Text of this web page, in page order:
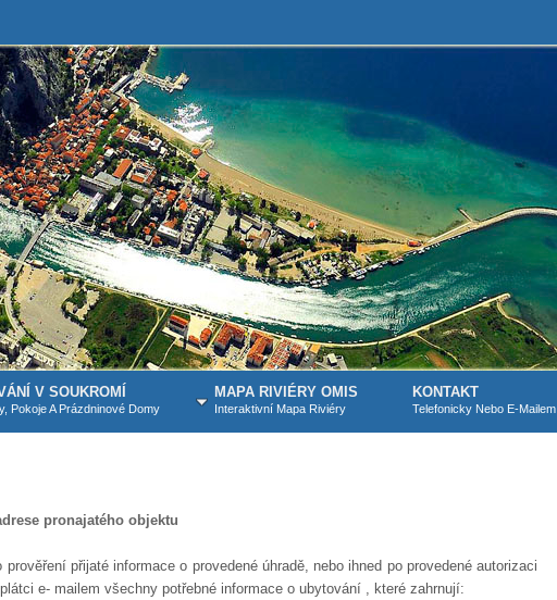
V SOUKROMÍ
Pokoje A Prázdninové Domy
MAPA RIVIÉRY OMIS
Interaktivní Mapa Riviéry
KONTAKT
Telefonicky Nebo E-Mailem
pronajatého objektu
přijaté informace o provedené úhradě, nebo ihned po provedené autorizaci
e- mailem všechny potřebné informace o ubytování , které zahrnují: